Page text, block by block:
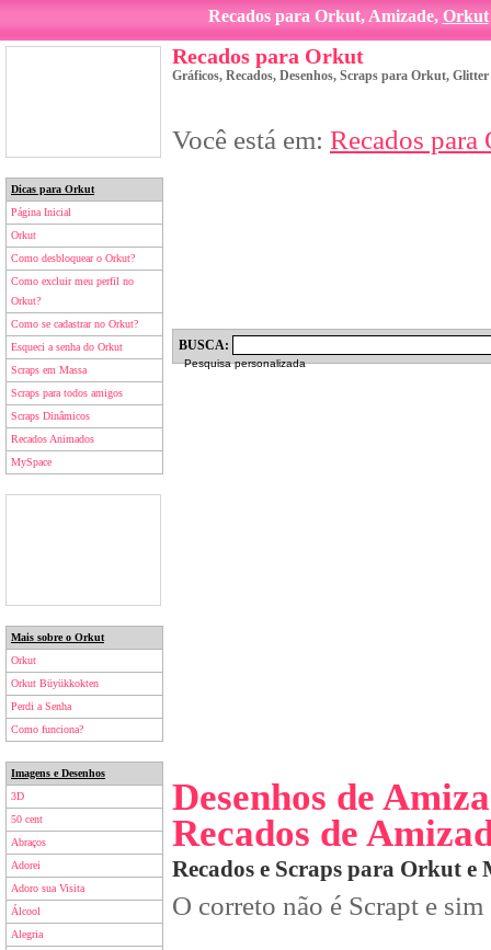
Recados para Orkut, Amizade, Orkut
Dicas para Orkut
Página Inicial
Orkut
Como desbloquear o Orkut?
Como excluir meu perfil no
Orkut?
Como se cadastrar no Orkut?
Esqueci a senha do Orkut
Scraps em Massa
Scraps para todos amigos
Scraps Dinâmicos
Recados Animados
MySpace
Mais sobre o Orkut
Orkut
Orkut Büyükkokten
Perdi a Senha
Como funciona?
Imagens e Desenhos
3D
50 cent
Abraços
Adorei
Adoro sua Visita
Álcool
Alegria
Recados para Orkut
Gráficos, Recados, Desenhos, Scraps para Orkut,
Você está em: Recados para
BUSCA:
Pesquisa personalizada
Desenhos de
Recados de
Recados e Scraps para Orkut e
O correto não é Scrapt e